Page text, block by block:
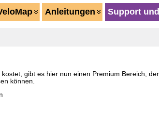
Anleitungen Support
gibt es hier nun einen Premium Bereich,
können.